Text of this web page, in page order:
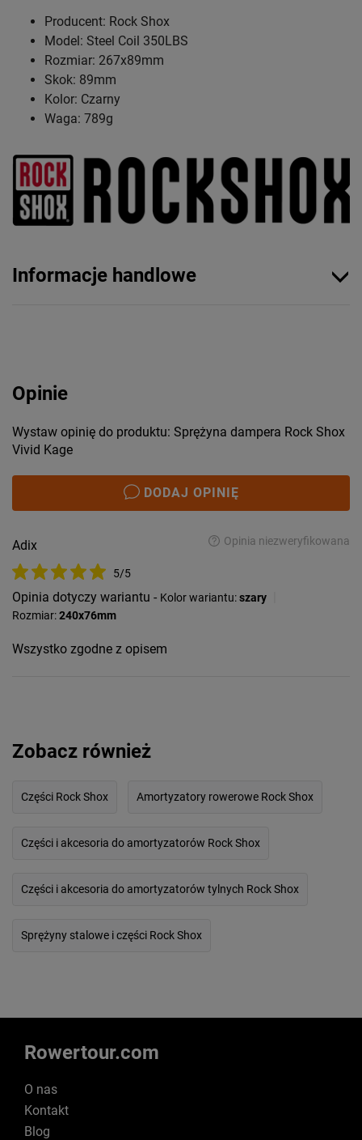
Producent: Rock Shox
Model: Steel Coil 350LBS
Rozmiar: 267x89mm
Skok: 89mm
Kolor: Czarny
Waga: 789g
Informacje handlowe
Opinie
Wystaw opinię do produktu: Sprężyna dampera Rock Shox
Vivid Kage
DODAJ OPINIĘ
Adix
5/5
Opinia niezweryfikowana
Opinia dotyczy wariantu - Kolor wariantu:szary
Rozmiar:240x76mm
Wszystko zgodne z opisem
Zobacz również
Części Rock Shox Amortyzatory rowerowe Rock Shox
Części i akcesoria do amortyzatorów Rock Shox
Części i akcesoria do amortyzatorów tylnych Rock Shox
Sprężyny stalowe i części Rock Shox
Rowertour.com
O nas
Kontakt
Blog